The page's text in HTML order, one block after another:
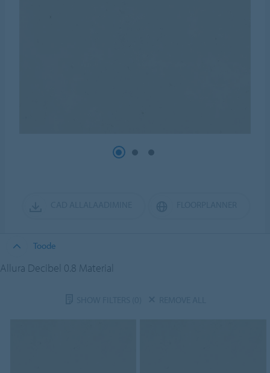
Toode
Allura Decibel 0.8 Material